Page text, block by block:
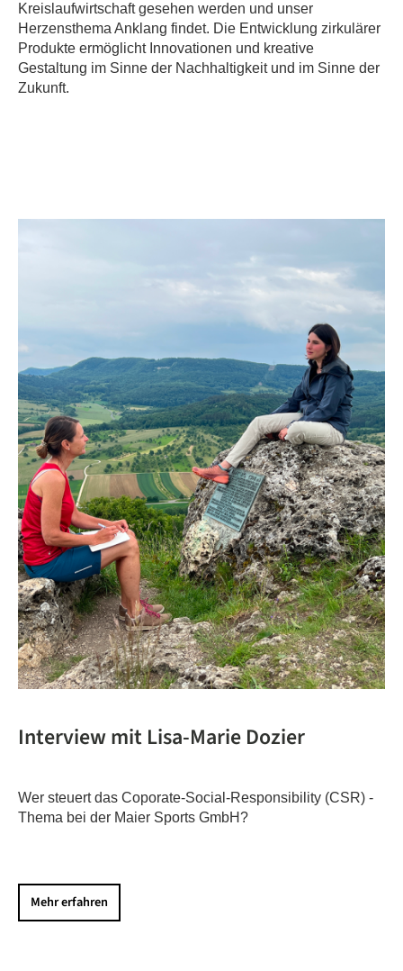
Kreislaufwirtschaft gesehen werden und unser
Herzensthema Anklang findet. Die Entwicklung zirkulärer
Produkte ermöglicht Innovationen und kreative
Gestaltung im Sinne der Nachhaltigkeit und im Sinne der
Zukunft.
Interview mit Lisa-Marie Dozier
Wer steuert das Coporate-Social-Responsibility (CSR) -
Thema bei der Maier Sports GmbH?
Mehr erfahren